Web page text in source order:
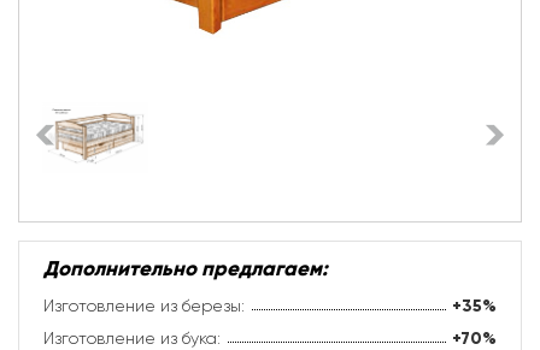
Дополнительно предлагаем:
Изготовление из березы: +35%
Изготовление из бука: +70%